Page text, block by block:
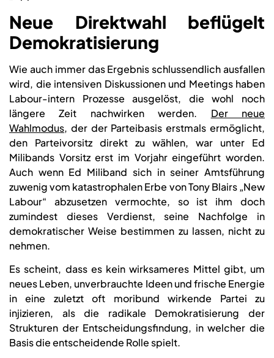
Neue Direktwahl beflügelt
Demokratisierung
Wie auch immer das Ergebnis schlussendlich ausfallen
wird, die intensiven Diskussionen und Meetings haben
Labour-intern Prozesse ausgelöst, die wohl noch
längere Zeit nachwirken werden. Der neue
Wahlmodus, der der Parteibasis erstmals ermöglicht,
den Parteivorsitz direkt zu wählen, war unter Ed
Milibands Vorsitz erst im Vorjahr eingeführt worden.
Auch wenn Ed Miliband sich in seiner Amtsführung
zuwenig vom katastrophalen Erbe von Tony Blairs „New
Labour“ abzusetzen vermochte, so ist ihm doch
zumindest dieses Verdienst, seine Nachfolge in
demokratischer Weise bestimmen zu lassen, nicht zu
nehmen.
Es scheint, dass es kein wirksameres Mittel gibt, um
neues Leben, unverbrauchte Ideen und frische Energie
in eine zuletzt oft moribund wirkende Partei zu
injizieren, als die radikale Demokratisierung der
Strukturen der Entscheidungsfindung, in welcher die
Basis die entscheidende Rolle spielt.